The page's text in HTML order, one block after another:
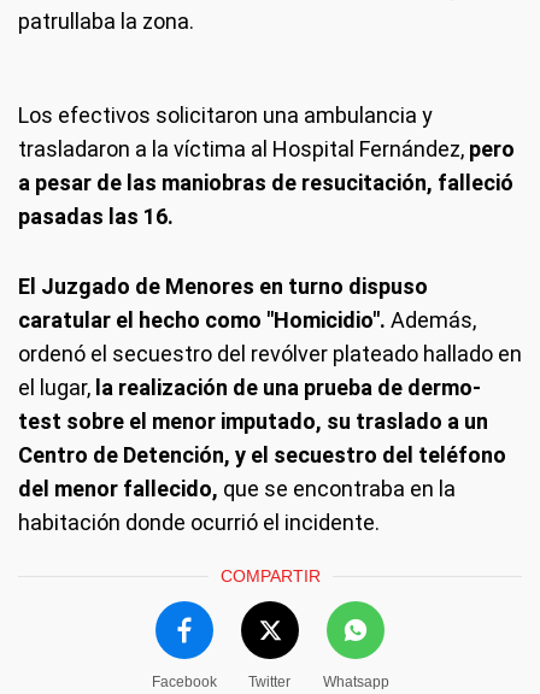
patrullaba la zona.
Los efectivos solicitaron una ambulancia y
trasladaron a la víctima al Hospital Fernández, pero
a pesar de las maniobras de resucitación, falleció
pasadas las 16.
El Juzgado de Menores en turno dispuso
caratular el hecho como "Homicidio". Además,
ordenó el secuestro del revólver plateado hallado en
el lugar, la realización de una prueba de dermo-
test sobre el menor imputado, su traslado a un
Centro de Detención, y el secuestro del teléfono
del menor fallecido, que se encontraba en la
habitación donde ocurrió el incidente.
COMPARTIR
Facebook Twitter Whatsapp